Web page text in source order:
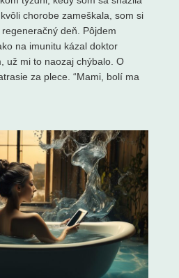
chorobe zameškala, som si
deň. Pôjdem
na imunitu kázal doktor
už mi to naozaj chýbalo. O
za plece. “Mami, bolí ma